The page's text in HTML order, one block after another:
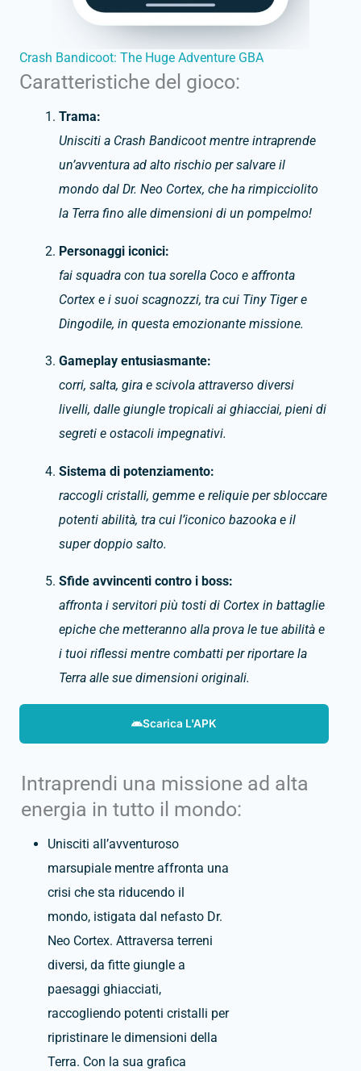
Crash Bandicoot: The Huge Adventure GBA
Caratteristiche del gioco:
Trama:
Unisciti a Crash Bandicoot mentre intraprende
un’avventura ad alto rischio per salvare il
mondo dal Dr. Neo Cortex, che ha rimpicciolito
la Terra fino alle dimensioni di un pompelmo!
Personaggi iconici:
fai squadra con tua sorella Coco e affronta
Cortex e i suoi scagnozzi, tra cui Tiny Tiger e
Dingodile, in questa emozionante missione.
Gameplay entusiasmante:
corri, salta, gira e scivola attraverso diversi
livelli, dalle giungle tropicali ai ghiacciai, pieni di
segreti e ostacoli impegnativi.
Sistema di potenziamento:
raccogli cristalli, gemme e reliquie per sbloccare
potenti abilità, tra cui l’iconico bazooka e il
super doppio salto.
Sfide avvincenti contro i boss:
affronta i servitori più tosti di Cortex in battaglie
epiche che metteranno alla prova le tue abilità e
i tuoi riflessi mentre combatti per riportare la
Terra alle sue dimensioni originali.
Scarica L'APK
Intraprendi una missione ad alta
energia in tutto il mondo:
Unisciti all’avventuroso
marsupiale mentre affronta una
crisi che sta riducendo il
mondo, istigata dal nefasto Dr.
Neo Cortex.Attraversa terreni
diversi, da fitte giungle a
paesaggi ghiacciati,
raccogliendo potenti cristalli per
ripristinare le dimensioni della
Terra. Con la sua grafica